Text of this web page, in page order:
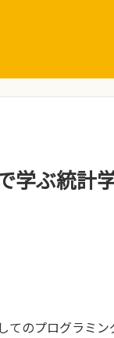
学ぶ統計
てのプログラミ